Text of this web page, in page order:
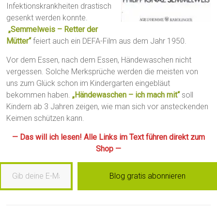
Infektionskrankheiten drastisch
gesenkt werden konnte.
„Semmelweis – Retter der
Mütter“ feiert auch ein DEFA-Film aus dem Jahr 1950.
Vor dem Essen, nach dem Essen, Händewaschen nicht
vergessen. Solche Merksprüche werden die meisten von
uns zum Glück schon im Kindergarten eingebläut
bekommen haben.„Händewaschen – ich mach mit“ soll
Kindern ab 3 Jahren zeigen, wie man sich vor ansteckenden
Keimen schützen kann.
— Das will ich lesen! Alle Links im Text führen direkt zum
Shop —
E-Mail-Adresse ein …
Blog gratis abonnieren